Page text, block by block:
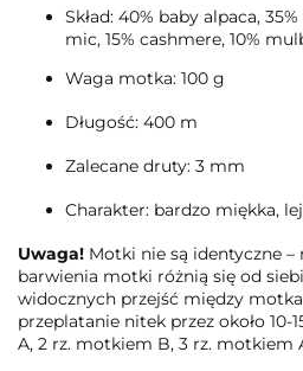
Skład: 40% baby alpaca,
mic, 15% cashmere, 10%
Waga motka: 100 g
Długość: 400 m
Zalecane druty: 3 mm
Charakter: bardzo miękka,
Uwaga! Motki nie są identyczne
barwienia motki różnią się od
widocznych przejść między
przeplatanie nitek przez około 10-
A, 2 rz. motkiem B, 3 rz. motkiem